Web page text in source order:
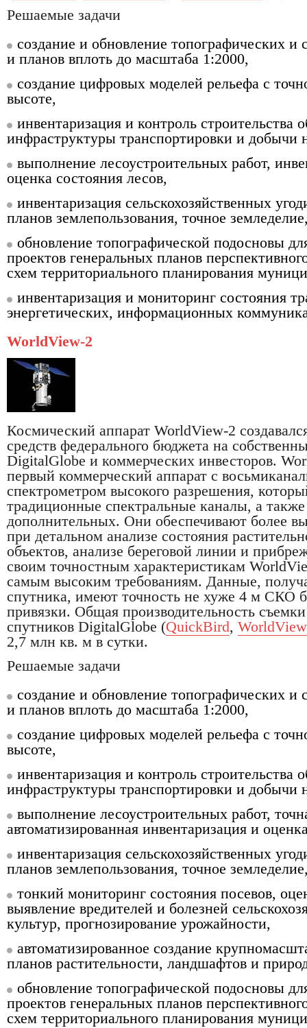
Решаемые задачи
создание и обновление топографических и
и планов вплоть до масштаба 1:2000,
создание цифровых моделей рельефа с
высоте,
инвентаризация и контроль строительства
инфраструктуры транспортировки и добычи
выполнение лесоустроительных работ,
оценка состояния лесов,
инвентаризация сельскохозяйственных
планов землепользования, точное
обновление топографической подосновы
проектов генеральных планов
схем территориального планирования
инвентаризация и мониторинг состояния
энергетических, информационных
WorldView-2
Космический аппарат WorldView-2
средств федерального бюджета на
DigitalGlobe и коммерческих инвесторов.
первый коммерческий аппарат с
спектрометром высокого разрешения,
традиционные спектральные каналы, а
дополнительных. Они обеспечивают более
при детальном анализе состояния
объектов, анализе береговой линии и
своим точностным характеристикам
самым высоким требованиям. Данные,
спутника, имеют точность не хуже 4 м СКО
привязки. Общая производительность
спутников DigitalGlobe (QuickBird,
2,7 млн кв. м в сутки.
Решаемые задачи
создание и обновление топографических и
и планов вплоть до масштаба 1:2000,
создание цифровых моделей рельефа с
высоте,
инвентаризация и контроль строительства
инфраструктуры транспортировки и добычи
выполнение лесоустроительных работ,
автоматизированная инвентаризация и
инвентаризация сельскохозяйственных
планов землепользования, точное
тонкий мониторинг состояния посевов,
выявление вредителей и болезней
культур, прогнозирование урожайности,
автоматизированное создание
планов растительности, ландшафтов и
обновление топографической подосновы
проектов генеральных планов
схем территориального планирования